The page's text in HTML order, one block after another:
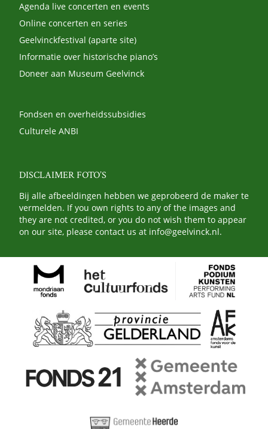
Agenda live concerten en events
Online concerten en series
Geelvinckfestival (aparte site)
Informatie over historische piano’s
Doneer aan Museum Geelvinck
Fondsen en overheidssubsidies
Culturele ANBI
DISCLAIMER FOTO’S
Bij alle afbeeldingen hebben we geprobeerd de maker te
vermelden. If you own rights to any of the images and
they are not credited, or you do not wish them to appear
on our site, please contact us at info@geelvinck.nl.